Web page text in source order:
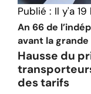
Publié : Il y'a
An 66 de
avant la
Hausse du
des tarifs